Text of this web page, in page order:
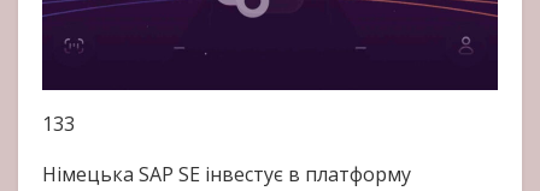
133
Німецька SAP SE інвестує в платформу